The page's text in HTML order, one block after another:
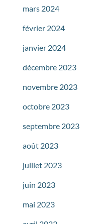
mars 2024
février 2024
janvier 2024
décembre 2023
novembre 2023
octobre 2023
septembre 2023
août 2023
juillet 2023
juin 2023
mai 2023